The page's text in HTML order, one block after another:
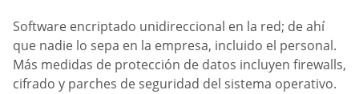
Software encriptado unidireccional en la red; de ahí
que nadie lo sepa en la empresa, incluido el personal.
Más medidas de protección de datos incluyen firewalls,
cifrado y parches de seguridad del sistema operativo.